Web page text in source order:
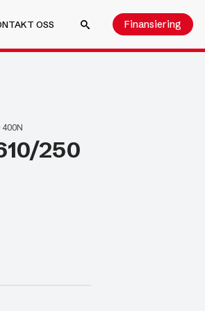
OSS
Finansiering
250